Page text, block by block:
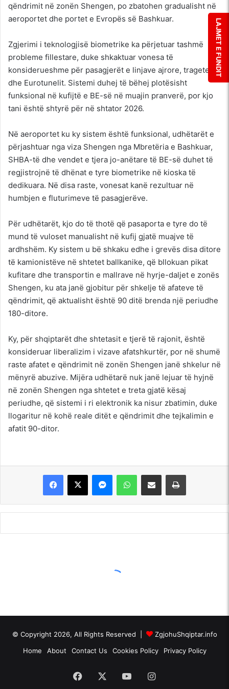
qëndrimit në zonën Shengen, po zbatohen gradualisht në
aeroportet dhe portet e Evropës së Bashkuar.
Zgjerimi i teknologjisë biometrike ka përjetuar tashmë
probleme fillestare, duke shkaktuar vonesa të
konsiderueshme për pasagjerët e linjave ajrore, trageteve
dhe Eurotunelit. Sistemi duhej të bëhej plotësisht
funksional në kufijtë e BE-së në muajin pranverë, por kjo
tani është shtyrë për në shtator 2026.
Në aeroportet ku ky sistem është funksional, udhëtarët e
përjashtuar nga viza Shengen nga Mbretëria e Bashkuar,
SHBA-të dhe vendet e tjera jo-anëtare të BE-së duhet të
regjistrojnë të dhënat e tyre biometrike në kioska të
dedikuara. Në disa raste, vonesat kanë rezultuar në
humbjen e fluturimeve të pasagjerëve.
Për udhëtarët, kjo do të thotë që pasaporta e tyre do të
mund të vuloset manualisht në kufij gjatë muajve të
ardhshëm. Ky sistem u bë shkaku edhe i grevës disa ditore
të kamionistëve në shtetet ballkanike, që bllokuan pikat
kufitare dhe transportin e mallrave në hyrje-daljet e zonës
Shengen, ku ata janë gjobitur për shkelje të afateve të
qëndrimit, që aktualisht është 90 ditë brenda një periudhe
180-ditore.
Ky, për shqiptarët dhe shtetasit e tjerë të rajonit, është
konsideruar liberalizim i vizave afatshkurtër, por në shumë
raste afatet e qëndrimit në zonën Shengen janë shkelur në
mënyrë abuzive. Mijëra udhëtarë nuk janë lejuar të hyjnë
në zonën Shengen nga shtetet e treta gjatë kësaj
periudhe, që sistemi i ri elektronik ka nisur zbatimin, duke
llogaritur në kohë reale ditët e qëndrimit dhe tejkalimin e
afatit 90-ditor.
© Copyright 2026, All Rights Reserved |
ZgjohuShqiptar.info
Home
About Contact Us Cookies Policy Privacy Policy
Facebook YouTubeInstagram
LAJMET E FUNDIT